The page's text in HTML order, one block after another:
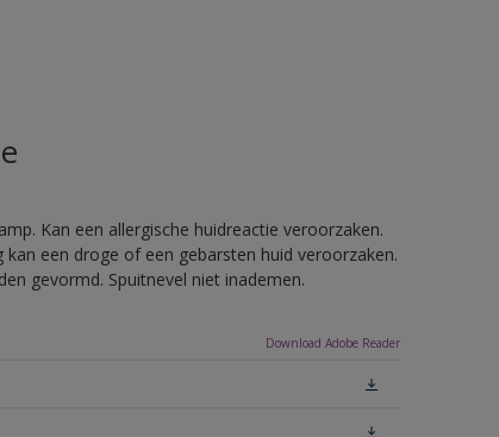
Kan een allergische huidreactie veroorzaken.
een droge of een gebarsten huid veroorzaken.
gevormd. Spuitnevel niet inademen.
Download Adobe Reader